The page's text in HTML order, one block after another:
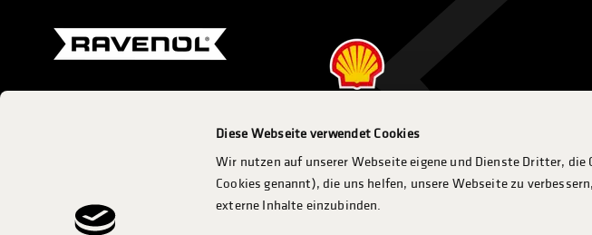
Diese Webseite verwendet Cookies
Wir nutzen auf unserer Webseite eigene und Dienste Dritter, die
Cookies genannt), die uns helfen, unsere Webseite zu
externe Inhalte einzubinden.